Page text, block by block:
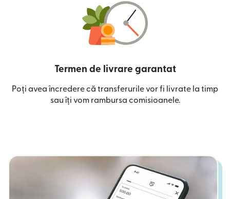
Termen de livrare garantat
Poți avea încredere că transferurile vor fi livrate la timp
sau îți vom rambursa comisioanele.